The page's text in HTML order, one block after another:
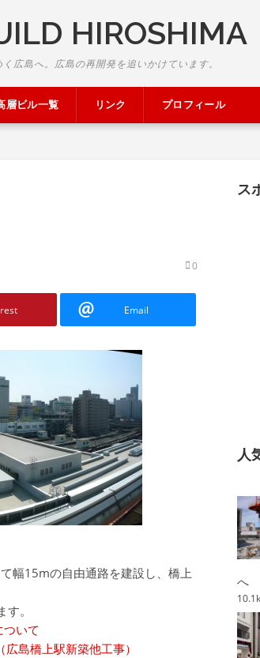
HIROSHIMA
広島へ。広島の再開発を追いかけています。
層ビル一覧 リンク プロフィール
0
Email
幅15mの自由通路を建設し、橋上
。
ついて
島橋上駅新築他工事）
ス
人
へ